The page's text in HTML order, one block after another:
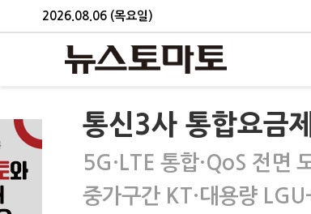
2026.08.06 (목요일)
통신3사 통합요금
5G·LTE 통합·QoS 전면
중가구간 KT·대용량